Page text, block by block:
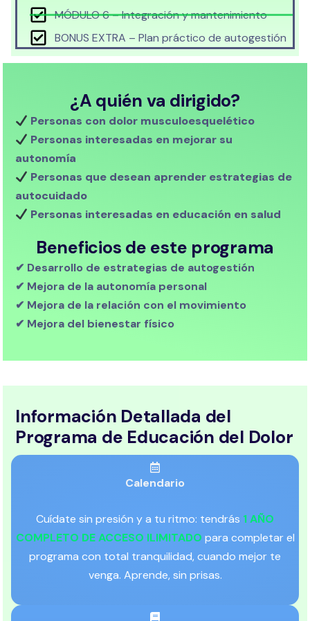
MÓDULO 6 – Integración y mantenimiento
BONUS EXTRA – Plan práctico de autogestión
¿A quién va dirigido?
Personas con dolor musculoesquelético
Personas interesadas en mejorar su
autonomía
Personas que desean aprender estrategias de
autocuidado
Personas interesadas en educación en salud
Beneficios de este programa
✔ Desarrollo de estrategias de autogestión
✔ Mejora de la autonomía personal
✔ Mejora de la relación con el movimiento
✔ Mejora del bienestar físico
Información Detallada del
Programa de Educación del Dolor
Calendario
Cuídate sin presión y a tu ritmo: tendrás 1 AÑO
COMPLETO DE ACCESO ILIMITADO para completar el
programa con total tranquilidad, cuando mejor te
venga. Aprende, sin prisas.